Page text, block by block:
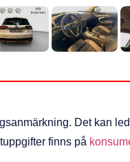
Det kan
finns på